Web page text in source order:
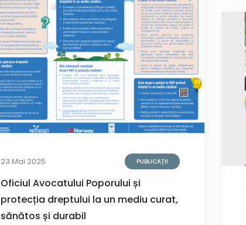
23 Mai 2025 PUBLICAȚII
Oficiul Avocatului Poporului și
protecția dreptului la un mediu curat,
sănătos și durabil